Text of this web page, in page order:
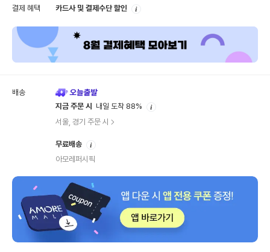
결제 혜택 카드사 및 결제수단 할인
배송
지금 주문 시
내일 도착 88%
서울, 경기 주문 시
무료배송
아모레퍼시픽